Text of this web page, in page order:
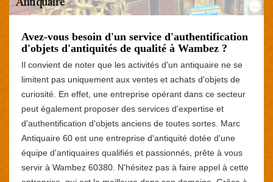
Avez-vous besoin d'un service d'authentification
d'objets d'antiquités de qualité à Wambez ?
Il convient de noter que les activités d'un antiquaire ne se
limitent pas uniquement aux ventes et achats d'objets de
curiosité. En effet, une entreprise opérant dans ce secteur
peut également proposer des services d'expertise et
d'authentification d'objets anciens de toutes sortes. Marc
Antiquaire 60 est une entreprise d'antiquité dotée d'une
équipe d'antiquaires qualifiés et passionnés, prête à vous
servir à Wambez 60380. N'hésitez pas à faire appel à cette